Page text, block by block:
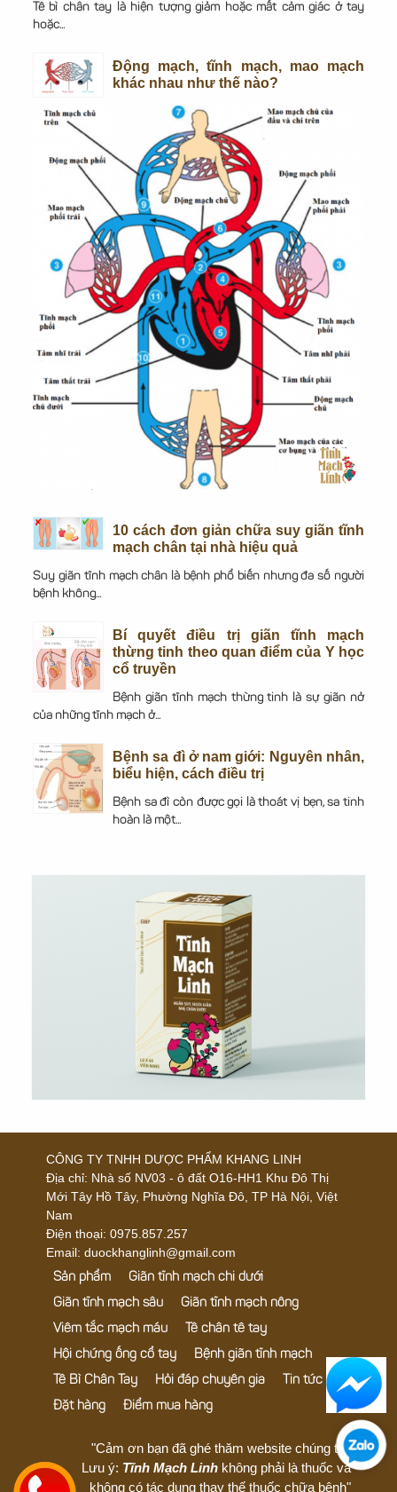
Tê bì chân tay là hiện tượng giảm hoặc mất cảm giác ở tay
hoặc...
Động mạch, tĩnh mạch, mao mạch
khác nhau như thế nào?
10 cách đơn giản chữa suy giãn tĩnh
mạch chân tại nhà hiệu quả
Suy giãn tĩnh mạch chân là bệnh phổ biến nhưng đa số người
bệnh không...
Bí quyết điều trị giãn tĩnh mạch
thừng tinh theo quan điểm của Y học
cổ truyền
Bệnh giãn tĩnh mạch thừng tinh là sự giãn nở
của những tĩnh mạch ở...
Bệnh sa đì ở nam giới: Nguyên nhân,
biểu hiện, cách điều trị
Bệnh sa đì còn được gọi là thoát vị bẹn, sa tinh
hoàn là một...
CÔNG TY TNHH DƯỢC PHẨM KHANG LINH
Địa chỉ: Nhà số NV03 - ô đất O16-HH1 Khu Đô Thị
Mới Tây Hồ Tây, Phường Nghĩa Đô, TP Hà Nội, Việt
Nam
Điện thoại:0975.857.257
Email: duockhanglinh@gmail.com
Sản phẩm
Giãn tĩnh mạch chi dưới
Giãn tĩnh mạch sâu
Giãn tĩnh mạch nông
Viêm tắc mạch máu
Tê chân tê tay
Hội chứng ống cổ tay
Bệnh giãn tĩnh mạch
Tê Bì Chân Tay
Hỏi đáp chuyên gia
Tin tức
Đặt hàng
Điểm mua hàng
"Cảm ơn bạn đã ghé thăm website chúng tôi!
Lưu ý: Tĩnh Mạch Linhkhông phải là thuốc và
không có tác dụng thay thế thuốc chữa bệnh"